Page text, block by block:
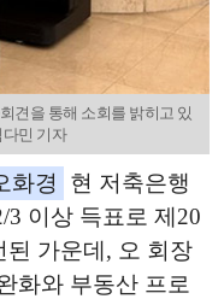
견을 통해 소회를 밝히고 있
다민 기자
화경
현 저축은행
이상 득표로 제20
가운데, 오 회장
화와 부동산 프로